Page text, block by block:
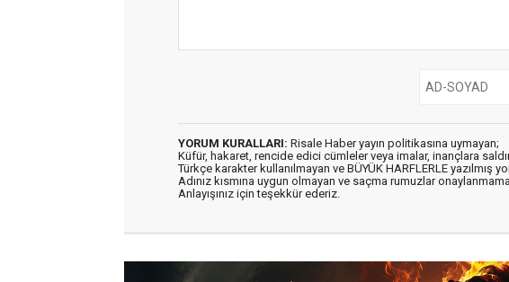
YORUM KURALLARI: Risale Haber yayın politikasına uymayan;
Küfür, hakaret, rencide edici cümleler veya imalar, inançlara
Türkçe karakter kullanılmayan ve BÜYÜK HARFLERLE yazılmış
Adınız kısmına uygun olmayan ve saçma rumuzlar
Anlayışınız için teşekkür ederiz.